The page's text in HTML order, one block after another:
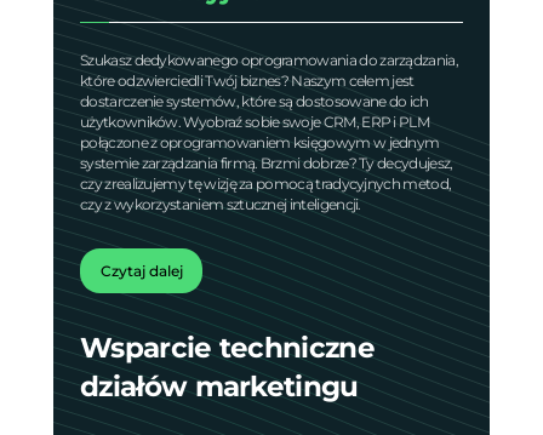
Szukasz dedykowanego oprogramowania do zarządzania,
które odzwierciedli Twój biznes? Naszym celem jest
dostarczenie systemów, które są dostosowane do ich
użytkowników. Wyobraź sobie swoje CRM, ERP i PLM
połączone z oprogramowaniem księgowym w jednym
systemie zarządzania firmą. Brzmi dobrze? Ty decydujesz,
czy zrealizujemy tę wizję za pomocą tradycyjnych metod,
czy z wykorzystaniem sztucznej inteligencji.
Czytaj dalej
Wsparcie techniczne
działów marketingu